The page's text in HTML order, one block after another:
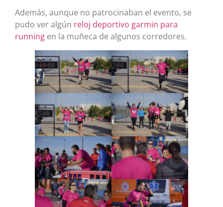
Además, aunque no patrocinaban el evento, se
pudo ver algún reloj deportivo garmin para
running en la muñeca de algunos corredores.